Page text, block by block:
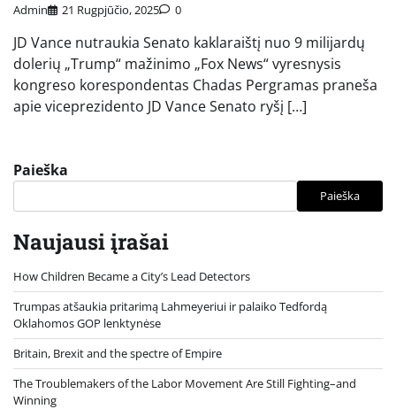
Admin 21 Rugpjūčio, 2025 0
JD Vance nutraukia Senato kaklaraištį nuo 9 milijardų
dolerių „Trump“ mažinimo „Fox News“ vyresnysis
kongreso korespondentas Chadas Pergramas praneša
apie viceprezidento JD Vance Senato ryšį […]
Paieška
Paieška
Naujausi įrašai
How Children Became a City’s Lead Detectors
Trumpas atšaukia pritarimą Lahmeyeriui ir palaiko Tedfordą
Oklahomos GOP lenktynėse
Britain, Brexit and the spectre of Empire
The Troublemakers of the Labor Movement Are Still Fighting–and
Winning